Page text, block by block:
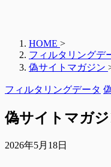
HOME >
フィルタリングデ
偽サイトマガジン
フィルタリングデータ
偽サイトマガ
2026年5月18日